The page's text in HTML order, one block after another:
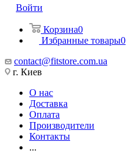
Войти
Корзина0
Избранные товары0
contact@fitstore.com.ua
г. Киев
О нас
Доставка
Оплата
Производители
Контакты
...